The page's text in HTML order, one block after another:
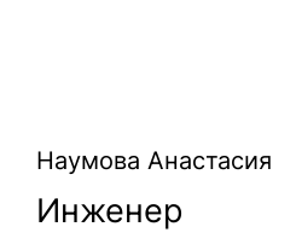
Наумова Анастасия
Инженер